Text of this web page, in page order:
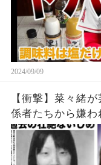
2024/09/09
【衝撃】菜々緒
係者たちから嫌
い！！詐欺被害
の壮絶ないじめ